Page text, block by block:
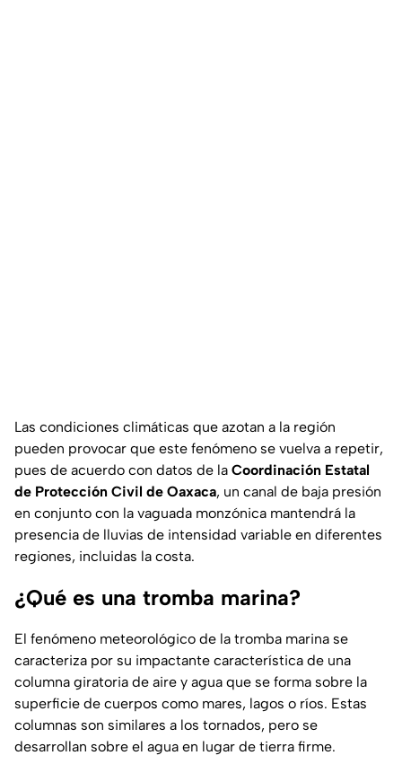
Las condiciones climáticas que azotan a la región
pueden provocar que este fenómeno se vuelva a repetir,
pues de acuerdo con datos de la Coordinación Estatal
de Protección Civil de Oaxaca, un canal de baja presión
en conjunto con la vaguada monzónica mantendrá la
presencia de lluvias de intensidad variable en diferentes
regiones, incluidas la costa.
¿Qué es una tromba marina?
El fenómeno meteorológico de la tromba marina se
caracteriza por su impactante característica de una
columna giratoria de aire y agua que se forma sobre la
superficie de cuerpos como mares, lagos o ríos. Estas
columnas son similares a los tornados, pero se
desarrollan sobre el agua en lugar de tierra firme.